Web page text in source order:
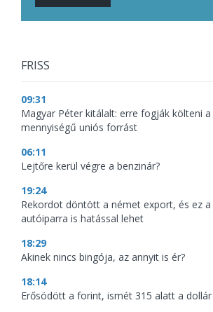
FRISS
09:31
Magyar Péter kitálalt: erre fogják költeni
mennyiségű uniós forrást
06:11
Lejtőre kerül végre a benzinár?
19:24
Rekordot döntött a német export, és ez
autóiparra is hatással lehet
18:29
Akinek nincs bingója, az annyit is ér?
18:14
Erősödött a forint, ismét 315 alatt a dollár